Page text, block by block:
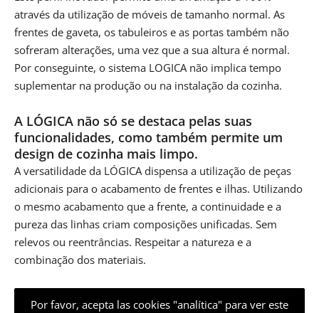
através da utilização de móveis de tamanho normal. As
frentes de gaveta, os tabuleiros e as portas também não
sofreram alterações, uma vez que a sua altura é normal.
Por conseguinte, o sistema LOGICA não implica tempo
suplementar na produção ou na instalação da cozinha.
A LÓGICA não só se destaca pelas suas
funcionalidades, como também permite um
design de cozinha mais limpo.
A versatilidade da LÓGICA dispensa a utilização de peças
adicionais para o acabamento de frentes e ilhas. Utilizando
o mesmo acabamento que a frente, a continuidade e a
pureza das linhas criam composições unificadas. Sem
relevos ou reentrâncias. Respeitar a natureza e a
combinação dos materiais.
Por favor, acepta las cookies "analítica" para ver este